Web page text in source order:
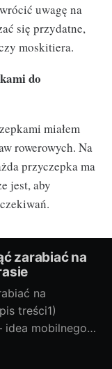
uwagę na
się przydatne,
moskitiera.
do
miałem
rowerowych. Na
przyczepka ma
jest, aby
zarabiać na
na
treści1)
idea mobilnego
na kołach-
Gdzie stanąć: